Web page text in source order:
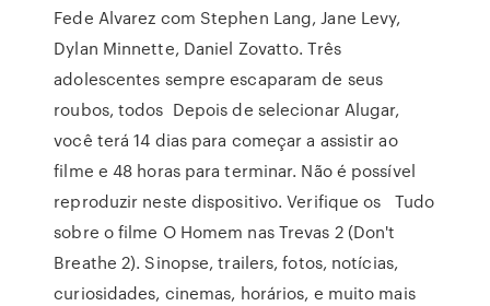
Fede Alvarez com Stephen Lang, Jane Levy,
Dylan Minnette, Daniel Zovatto. Três
adolescentes sempre escaparam de seus
roubos, todos Depois de selecionar Alugar,
você terá 14 dias para começar a assistir ao
filme e 48 horas para terminar. Não é possível
reproduzir neste dispositivo. Verifique os Tudo
sobre o filme O Homem nas Trevas 2 (Don't
Breathe 2). Sinopse, trailers, fotos, notícias,
curiosidades, cinemas, horários, e muito mais